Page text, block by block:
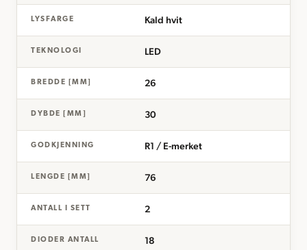
LYSFARGE Kald hvit
TEKNOLOGI LED
BREDDE [MM] 26
DYBDE [MM] 30
GODKJENNING R1 / E-merket
LENGDE [MM] 76
ANTALL I SETT 2
DIODER ANTALL 18